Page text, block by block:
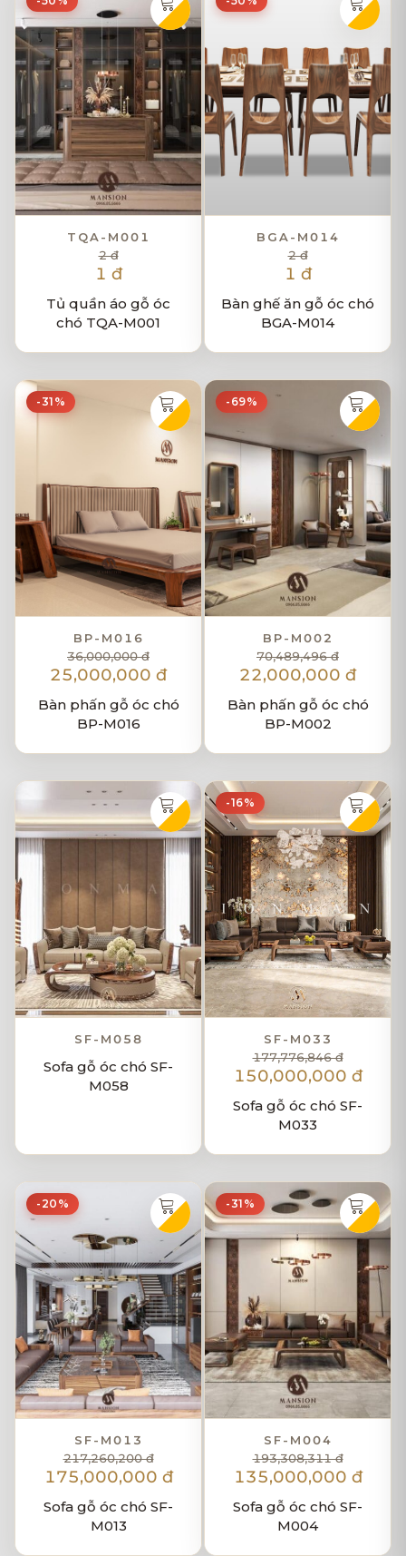
TQA-M001
2 đ
1 đ
Tủ quần áo gỗ óc
chó TQA-M001
BGA-M014
2 đ
1 đ
Bàn ghế ăn gỗ óc chó
BGA-M014
-31%
BP-M016
36,000,000 đ
25,000,000 đ
Bàn phấn gỗ óc chó
BP-M016
-69%
BP-M002
70,489,496 đ
22,000,000 đ
Bàn phấn gỗ óc chó
BP-M002
SF-M058
Sofa gỗ óc chó SF-
M058
-16%
SF-M033
177,776,846 đ
150,000,000 đ
Sofa gỗ óc chó SF-
M033
-20%
SF-M013
217,260,200 đ
175,000,000 đ
Sofa gỗ óc chó SF-
M013
-31%
SF-M004
193,308,311 đ
135,000,000 đ
Sofa gỗ óc chó SF-
M004